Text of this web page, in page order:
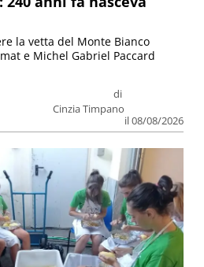
di
Cinzia Timpano
il 08/08/2026
la vetta del Monte Bianco
e Michel Gabriel Paccard